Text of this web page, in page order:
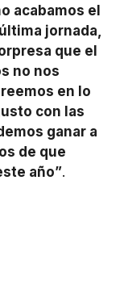
acabamos el
jornada,
que el
no nos
en lo
con las
ganar a
de que
año”.